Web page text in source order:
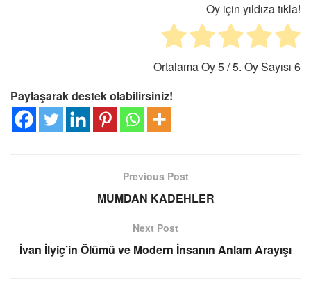
Oy için yıldıza tıkla!
Ortalama Oy5/ 5. Oy Sayısı 6
Paylaşarak destek olabilirsiniz!
Previous Post
MUMDAN KADEHLER
Next Post
İvan İlyiç’in Ölümü ve Modern İnsanın Anlam Arayışı